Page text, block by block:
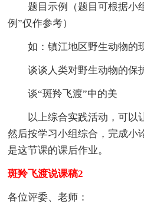
题目示例（题目可根据小
例”仅作参考）
如：镇江地区野生动物的
谈谈人类对野生动物的保
谈“斑羚飞渡”中的美
以上综合实践活动，可以让
然后按学习小组综合，完成小
是这节课的课后作业。
斑羚飞渡说课稿2
各位评委、老师：